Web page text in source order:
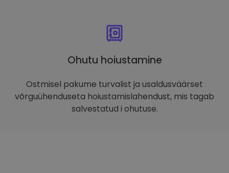
Ohutu hoiustamine
Ostmisel pakume turvalist ja usaldusväärset
võrguühenduseta hoiustamislahendust, mis tagab
salvestatud i ohutuse.